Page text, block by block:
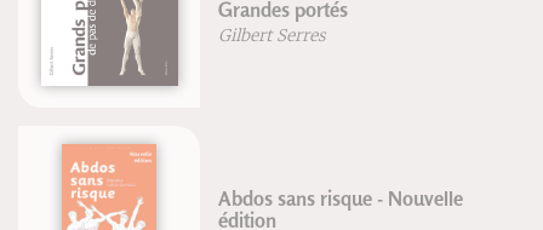
Grandes portés
Gilbert Serres
Abdos sans risque - Nouvelle
édition